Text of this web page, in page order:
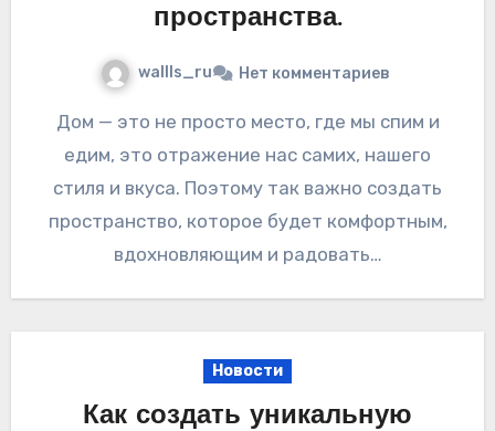
пространства.
wallls_ru Нет комментариев
Дом — это не просто место, где мы спим и
едим, это отражение нас самих, нашего
стиля и вкуса. Поэтому так важно создать
пространство, которое будет комфортным,
вдохновляющим и радовать…
Новости
Как создать уникальную